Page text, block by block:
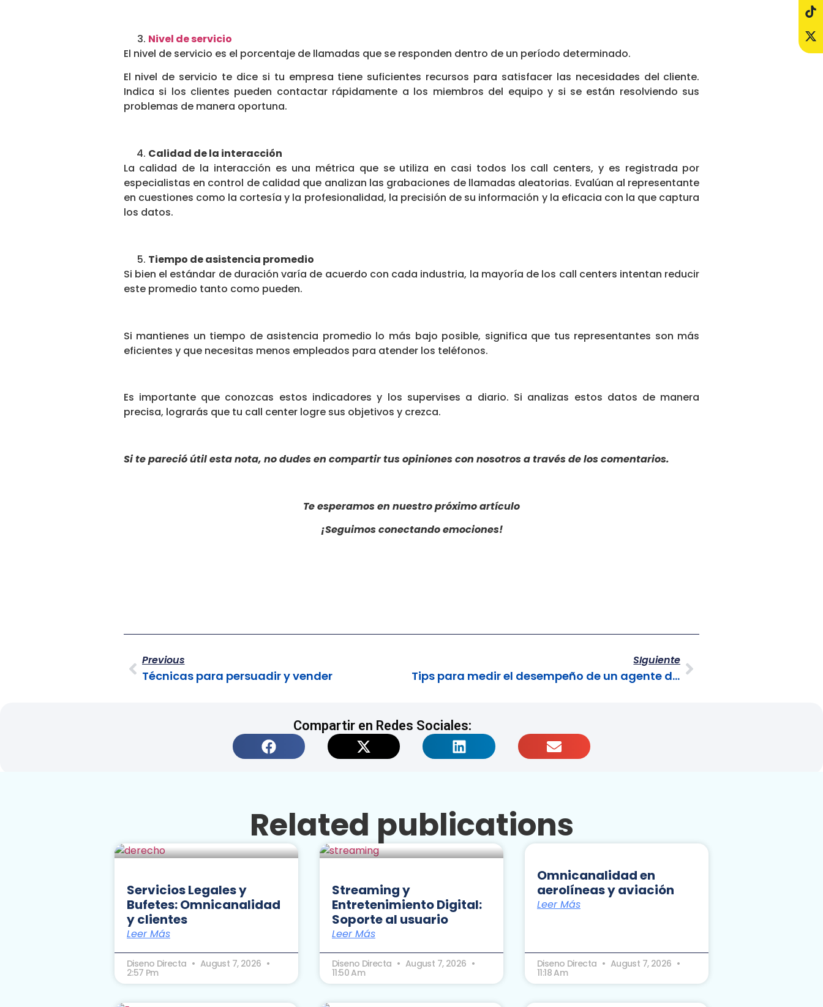
Nivel de servicio
El nivel de servicio es el porcentaje de llamadas que se responden dentro de un período determinado.
El nivel de servicio te dice si tu empresa tiene suficientes recursos para satisfacer las necesidades del cliente.
Indica si los clientes pueden contactar rápidamente a los miembros del equipo y si se están resolviendo sus
problemas de manera oportuna.
Calidad de la interacción
La calidad de la interacción es una métrica que se utiliza en casi todos los call centers, y es registrada por
especialistas en control de calidad que analizan las grabaciones de llamadas aleatorias. Evalúan al representante
en cuestiones como la cortesía y la profesionalidad, la precisión de su información y la eficacia con la que captura
los datos.
Tiempo de asistencia promedio
Si bien el estándar de duración varía de acuerdo con cada industria, la mayoría de los call centers intentan reducir
este promedio tanto como pueden.
Si mantienes un tiempo de asistencia promedio lo más bajo posible, significa que tus representantes son más
eficientes y que necesitas menos empleados para atender los teléfonos.
Es importante que conozcas estos indicadores y los supervises a diario. Si analizas estos datos de manera
precisa, lograrás que tu call center logre sus objetivos y crezca.
Si te pareció útil esta nota, no dudes en compartir tus opiniones con nosotros a través de los comentarios.
Te esperamos en nuestro próximo artículo
¡Seguimos conectando emociones!
Previous
Técnicas para persuadir y vender
SIguiente
Tips para medir el desempeño de un agente de call center
Compartir en Redes Sociales:
Related publications
Servicios Legales y
Bufetes: Omnicanalidad
y clientes
Leer Más
Diseno Directa August 7, 2026
2:57 Pm
Streaming y
Entretenimiento Digital:
Soporte al usuario
Leer Más
Diseno Directa August 7, 2026
11:50 Am
Omnicanalidad en
aerolíneas y aviación
Leer Más
Diseno Directa August 7, 2026
11:18 Am